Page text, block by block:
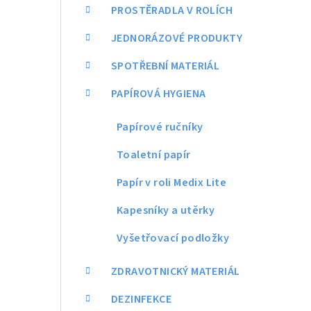
PROSTĚRADLA V ROLÍCH
JEDNORÁZOVÉ PRODUKTY
SPOTŘEBNÍ MATERIÁL
PAPÍROVÁ HYGIENA
Papírové ručníky
Toaletní papír
Papír v roli Medix Lite
Kapesníky a utěrky
Vyšetřovací podložky
ZDRAVOTNICKÝ MATERIÁL
DEZINFEKCE